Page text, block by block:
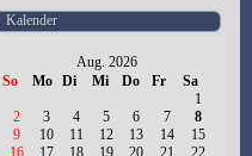
Kalender
Aug. 2026
So
Mo Di Mi Do Fr
Sa
1
2
3 4 5 6 7
8
9
10 11 12 13 14
15
16
17 18 19 20 21
22